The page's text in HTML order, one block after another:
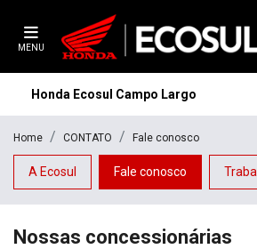
MENU
Honda Ecosul Campo Largo
Home CONTATO Fale conosco
A Ecosul Fale conosco
Nossas concessionárias